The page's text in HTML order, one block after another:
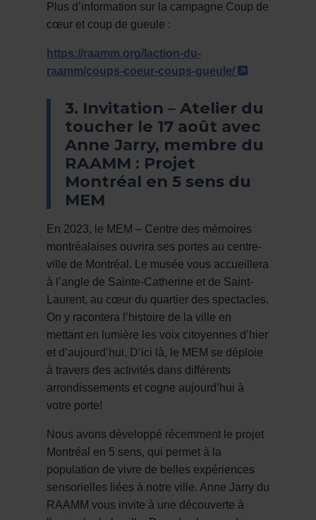
Plus d’information sur la campagne Coup de
cœur et coup de gueule :
https://raamm.org/laction-du-
raamm/coups-coeur-coups-gueule/
- Cet
3. Invitation – Atelier du
toucher le 17 août avec
Anne Jarry, membre du
RAAMM : Projet
Montréal en 5 sens du
MEM
En 2023, le MEM – Centre des mémoires
montréalaises ouvrira ses portes au centre-
ville de Montréal. Le musée vous accueillera
à l’angle de Sainte-Catherine et de Saint-
Laurent, au cœur du quartier des spectacles.
On y racontera l’histoire de la ville en
mettant en lumière les voix citoyennes d’hier
et d’aujourd’hui. D’ici là, le MEM se déploie
à travers des activités dans différents
arrondissements et cogne aujourd’hui à
votre porte!
Nous avons développé récemment le projet
Montréal en 5 sens, qui permet à la
population de vivre de belles expériences
sensorielles liées à notre ville. Anne Jarry du
RAAMM vous invite à une découverte à